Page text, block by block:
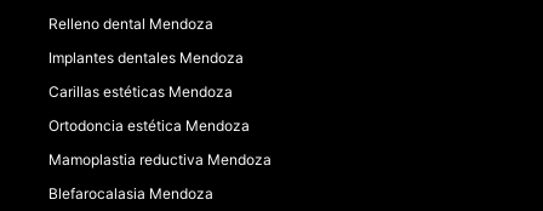
Relleno dental Mendoza
Implantes dentales Mendoza
Carillas estéticas Mendoza
Ortodoncia estética Mendoza
Mamoplastia reductiva Mendoza
Blefarocalasia Mendoza